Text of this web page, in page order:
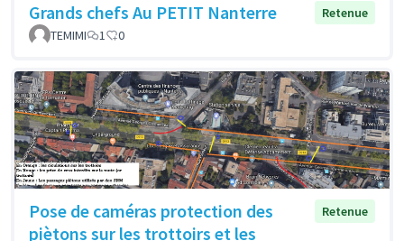
Grands chefs Au PETIT Nanterre
Retenue
TEMIMI
1 0
Pose de caméras protection des
piètons sur les trottoirs et les
Retenue